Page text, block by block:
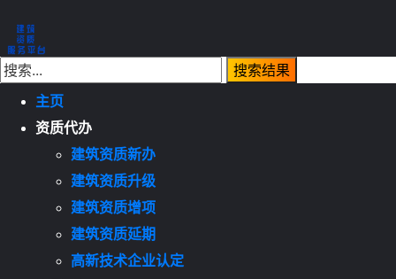
主页
资质代办
建筑资质新办
建筑资质升级
建筑资质增项
建筑资质延期
高新技术企业认定